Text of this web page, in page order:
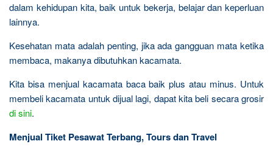
dalam kehidupan kita, baik untuk bekerja, belajar dan keperluan
lainnya.
Kesehatan mata adalah penting, jika ada gangguan mata ketika
membaca, makanya dibutuhkan kacamata.
Kita bisa menjual kacamata baca baik plus atau minus. Untuk
membeli kacamata untuk dijual lagi, dapat kita beli secara grosir
di sini.
Menjual Tiket Pesawat Terbang, Tours dan Travel